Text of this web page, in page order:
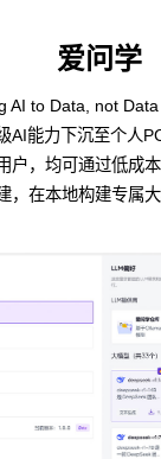
爱问学
AI to Data, not
AI能力下沉至个人
户，均可通过低成
，在本地构建专属大